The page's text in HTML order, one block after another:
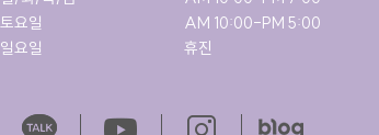
토요일
일요일
AM 10:00-PM 5:00
휴진